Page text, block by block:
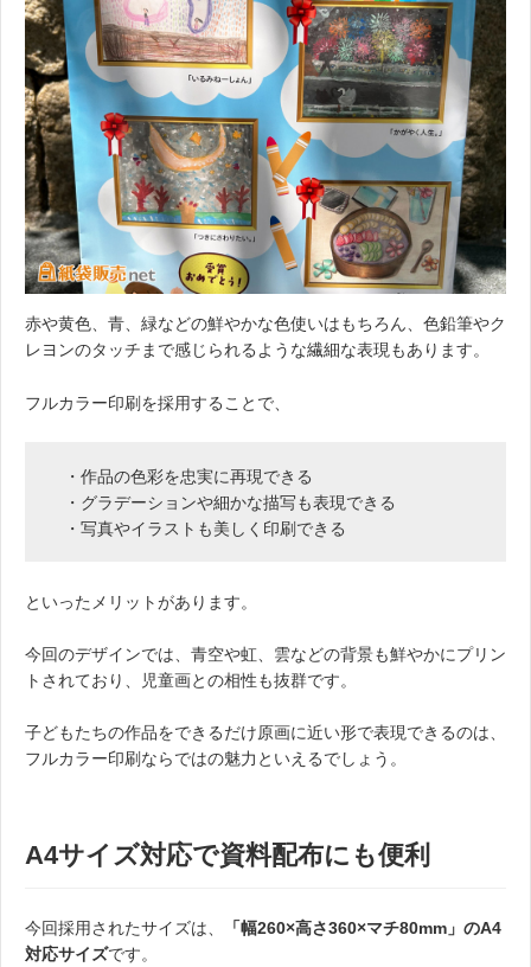
赤や黄色、青、緑などの鮮やかな色使いはもちろん、色鉛筆やク
レヨンのタッチまで感じられるような繊細な表現もあります。
フルカラー印刷を採用することで、
・作品の色彩を忠実に再現できる
・グラデーションや細かな描写も表現できる
・写真やイラストも美しく印刷できる
といったメリットがあります。
今回のデザインでは、青空や虹、雲などの背景も鮮やかにプリン
トされており、児童画との相性も抜群です。
子どもたちの作品をできるだけ原画に近い形で表現できるのは、
フルカラー印刷ならではの魅力といえるでしょう。
A4サイズ対応で資料配布にも便利
今回採用されたサイズは、
「幅260×高さ360×マチ80mm」のA4
対応サイズです。